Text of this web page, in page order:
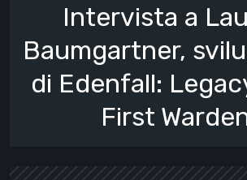
Intervista a
Baumgartner,
di Edenfall:
First